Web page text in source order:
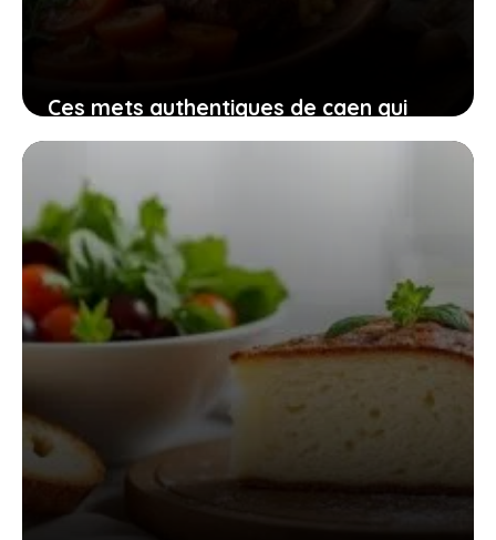
Ces mets authentiques de caen qui
apportent chaleur et convivialité à
votre table
28 avril 2026